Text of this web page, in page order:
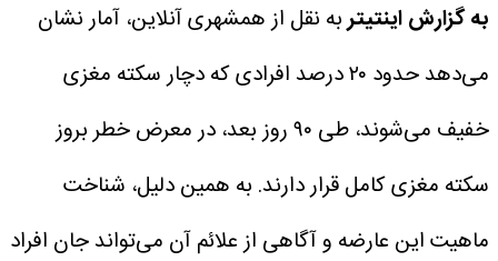
به گزارش اینتیتربه نقل از همشهری آنلاین، آمار نشان
می‌دهد حدود ۲۰ درصد افرادی که دچار سکته مغزی
خفیف می‌شوند، طی ۹۰ روز بعد، در معرض خطر بروز
سکته مغزی کامل قرار دارند. به همین دلیل، شناخت
ماهیت این عارضه و آگاهی از علائم آن می‌تواند جان افراد